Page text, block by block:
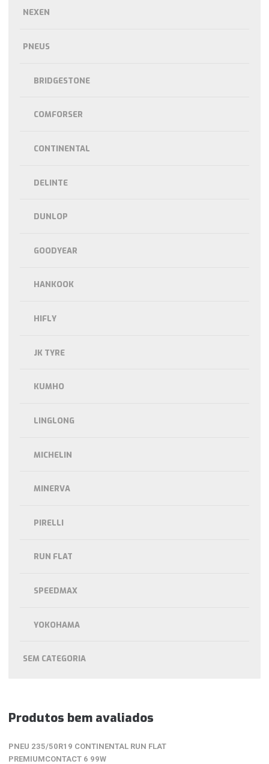
NEXEN
PNEUS
BRIDGESTONE
COMFORSER
CONTINENTAL
DELINTE
DUNLOP
GOODYEAR
HANKOOK
HIFLY
JK TYRE
KUMHO
LINGLONG
MICHELIN
MINERVA
PIRELLI
RUN FLAT
SPEEDMAX
YOKOHAMA
SEM CATEGORIA
Produtos bem avaliados
PNEU 235/50R19 CONTINENTAL RUN FLAT
PREMIUMCONTACT 6 99W